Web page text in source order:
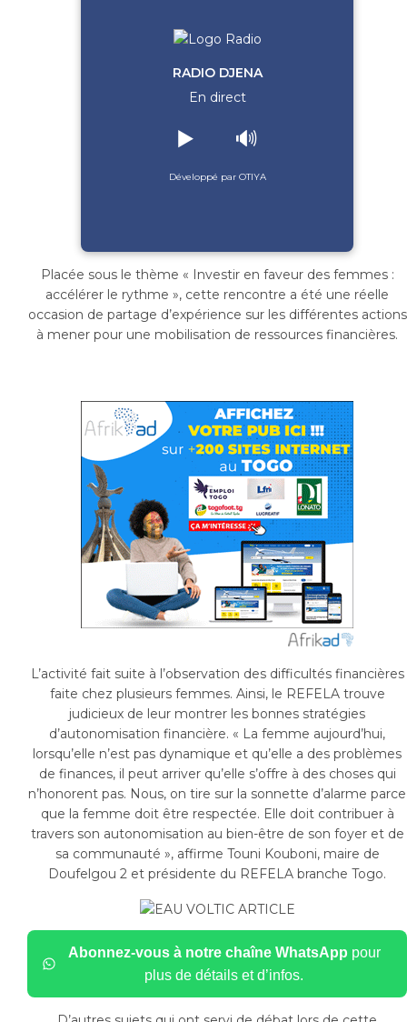
RADIO DJENA
En direct
▶️ 🔊
Développé par OTIYA
Placée sous le thème « Investir en faveur des femmes :
accélérer le rythme », cette rencontre a été une réelle
occasion de partage d’expérience sur les différentes actions
à mener pour une mobilisation de ressources financières.
L’activité fait suite à l’observation des difficultés financières
faite chez plusieurs femmes. Ainsi, le REFELA trouve
judicieux de leur montrer les bonnes stratégies
d’autonomisation financière. « La femme aujourd’hui,
lorsqu’elle n’est pas dynamique et qu’elle a des problèmes
de finances, il peut arriver qu’elle s’offre à des choses qui
n’honorent pas. Nous, on tire sur la sonnette d’alarme parce
que la femme doit être respectée. Elle doit contribuer à
travers son autonomisation au bien-être de son foyer et de
sa communauté », affirme Touni Kouboni, maire de
Doufelgou 2 et présidente du REFELA branche Togo.
Abonnez-vous à notre chaîne WhatsApp pour
plus de détails et d’infos.